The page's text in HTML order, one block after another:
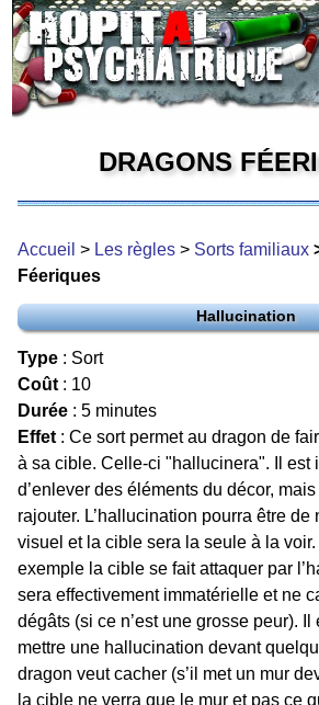
DRAGONS
Accueil > Les règles > Sorts familiaux
Féeriques
Hallucination
Type : Sort
Coût : 10
Durée : 5 minutes
Effet : Ce sort permet au dragon de
à sa cible. Celle-ci "hallucinera". Il est
d’enlever des éléments du décor,
rajouter. L’hallucination pourra être de
visuel et la cible sera la seule à la
exemple la cible se fait attaquer par
sera effectivement immatérielle et ne
dégâts (si ce n’est une grosse peur).
mettre une hallucination devant
dragon veut cacher (s’il met un mur
la cible ne verra que le mur et pas ce